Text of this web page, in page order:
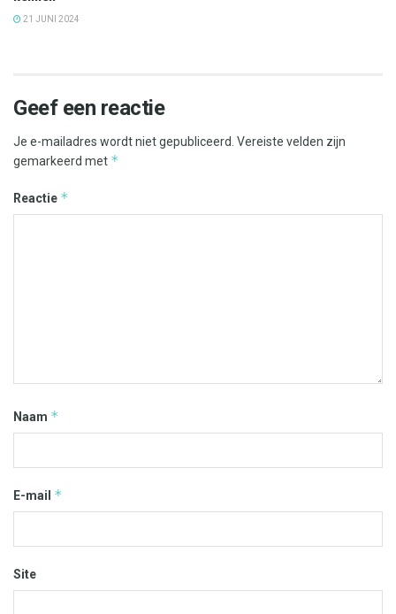
21 JUNI 2024
Geef een reactie
Je e-mailadres wordt niet gepubliceerd. Vereiste velden zijn
gemarkeerd met *
Reactie *
Naam *
E-mail *
Site